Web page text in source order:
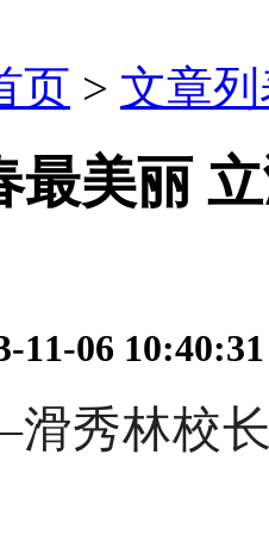
页 > 文章
最美丽
11-06
秀林校长